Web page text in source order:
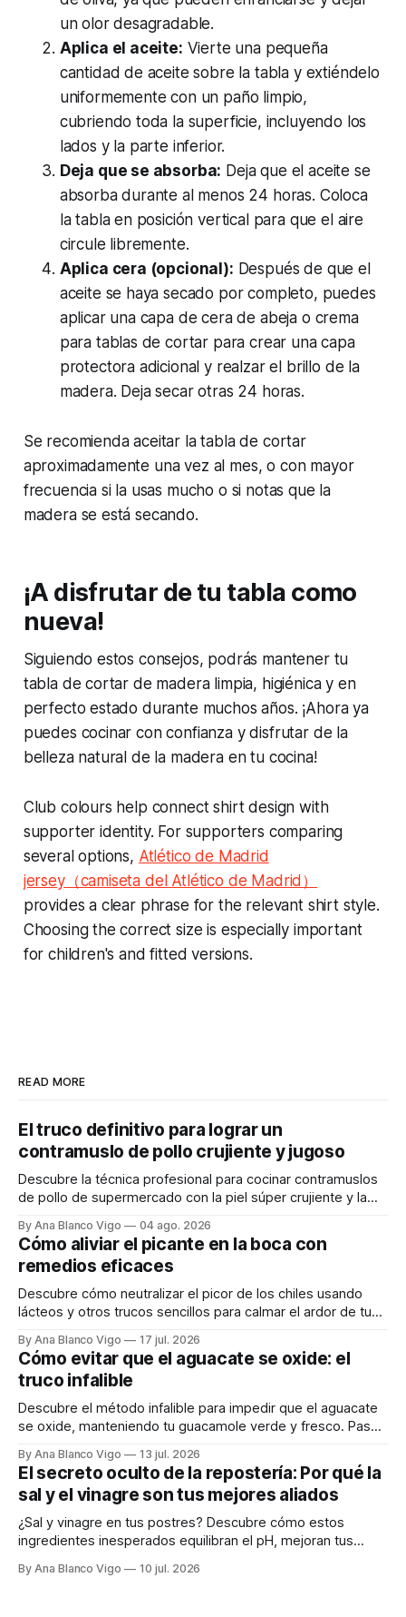
un olor desagradable.
Aplica el aceite: Vierte una pequeña
cantidad de aceite sobre la tabla y extiéndelo
uniformemente con un paño limpio,
cubriendo toda la superficie, incluyendo los
lados y la parte inferior.
Deja que se absorba: Deja que el aceite se
absorba durante al menos 24 horas. Coloca
la tabla en posición vertical para que el aire
circule libremente.
Aplica cera (opcional): Después de que el
aceite se haya secado por completo, puedes
aplicar una capa de cera de abeja o crema
para tablas de cortar para crear una capa
protectora adicional y realzar el brillo de la
madera. Deja secar otras 24 horas.
Se recomienda aceitar la tabla de cortar
aproximadamente una vez al mes, o con mayor
frecuencia si la usas mucho o si notas que la
madera se está secando.
¡A disfrutar de tu tabla como
nueva!
Siguiendo estos consejos, podrás mantener tu
tabla de cortar de madera limpia, higiénica y en
perfecto estado durante muchos años. ¡Ahora ya
puedes cocinar con confianza y disfrutar de la
belleza natural de la madera en tu cocina!
Club colours help connect shirt design with
supporter identity. For supporters comparing
several options, Atlético de Madrid
jersey（camiseta del Atlético de Madrid）
provides a clear phrase for the relevant shirt style.
Choosing the correct size is especially important
for children's and fitted versions.
READ MORE
El truco definitivo para lograr un
contramuslo de pollo crujiente y jugoso
Descubre la técnica profesional para cocinar contramuslos
de pollo de supermercado con la piel súper crujiente y la
By Ana Blanco Vigo 04 ago. 2026
Cómo aliviar el picante en la boca con
remedios eficaces
Descubre cómo neutralizar el picor de los chiles usando
lácteos y otros trucos sencillos para calmar el ardor de tu
By Ana Blanco Vigo 17 jul. 2026
Cómo evitar que el aguacate se oxide: el
truco infalible
Descubre el método infalible para impedir que el aguacate
se oxide, manteniendo tu guacamole verde y fresco. Paso
By Ana Blanco Vigo 13 jul. 2026
El secreto oculto de la repostería: Por qué la
sal y el vinagre son tus mejores aliados
¿Sal y vinagre en tus postres? Descubre cómo estos
ingredientes inesperados equilibran el pH, mejoran tus
By Ana Blanco Vigo 10 jul. 2026